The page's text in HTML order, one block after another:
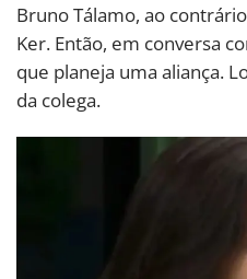
Bruno Tálamo, ao
Ker. Então, em conversa
que planeja uma aliança.
da colega.